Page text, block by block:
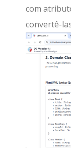
com
convertê-